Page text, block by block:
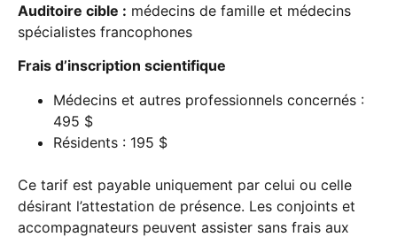
Auditoire cible : médecins de famille et médecins
spécialistes francophones
Frais d’inscription scientifique
Médecins et autres professionnels concernés :
495 $
Résidents : 195 $
Ce tarif est payable uniquement par celui ou celle
désirant l’attestation de présence. Les conjoints et
accompagnateurs peuvent assister sans frais aux